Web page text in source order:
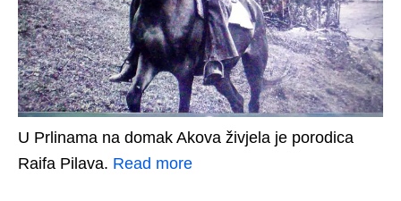
U Prlinama na domak Akova živjela je porodica
Raifa Pilava. Read more